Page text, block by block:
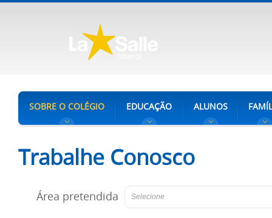
SOBRE O COLÉGIO EDUCAÇÃO ALUNOS
Trabalhe Conosco
Área pretendida Selecione